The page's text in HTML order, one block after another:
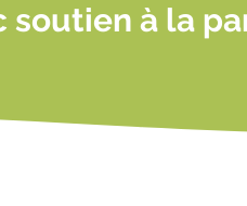
soutien à la